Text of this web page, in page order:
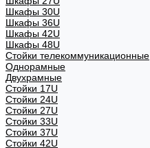
Шкафы 30U
Шкафы 36U
Шкафы 42U
Шкафы 48U
Стойки телекоммуникационные
Однорамные
Двухрамные
Стойки 17U
Стойки 24U
Стойки 27U
Стойки 33U
Стойки 37U
Стойки 42U